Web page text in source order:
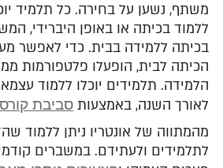
משתף, נשען על בחירה. כל תלמיד
ללמוד בכיתה או באופן היברידי,
בכיתה ללמידה בבית. כדי לאפשר
הכיתה לבית, הופעלו פלטפורמות
הלמידה. תלמידים יוכלו ללמוד
לאורך השנה, באמצעות סביבת
מהמתווה של אונטריו ניתן ללמוד
לתלמידים ולעתידם. במשברים